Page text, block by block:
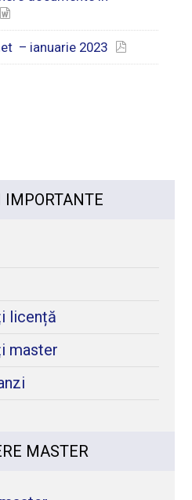
– ianuarie 2023
IMPORTANTE
licență
master
MASTER